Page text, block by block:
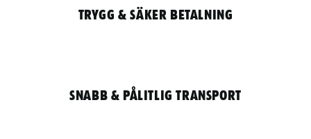
Trygg & säker betalning
Snabb & pålitlig transport